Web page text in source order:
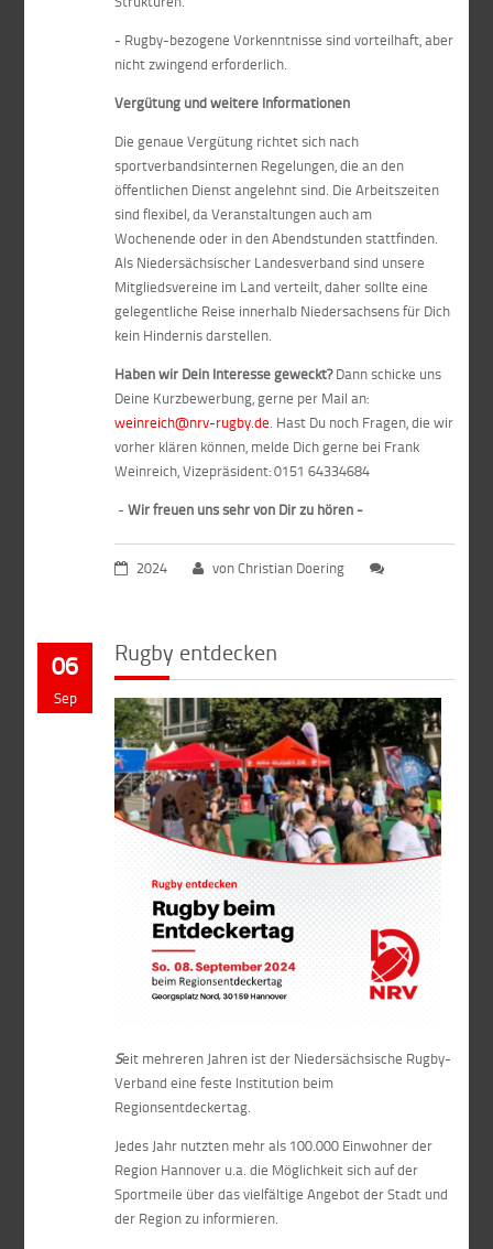
- Rugby-bezogene Vorkenntnisse sind vorteilhaft, aber
nicht zwingend erforderlich.
Vergütung und weitere Informationen
Die genaue Vergütung richtet sich nach
sportverbandsinternen Regelungen, die an den
öffentlichen Dienst angelehnt sind. Die Arbeitszeiten
sind flexibel, da Veranstaltungen auch am
Wochenende oder in den Abendstunden stattfinden.
Als Niedersächsischer Landesverband sind unsere
Mitgliedsvereine im Land verteilt, daher sollte eine
gelegentliche Reise innerhalb Niedersachsens für Dich
kein Hindernis darstellen.
Haben wir Dein Interesse geweckt?Dann schicke uns
Deine Kurzbewerbung, gerne per Mail an:
weinreich@nrv-rugby.de. Hast Du noch Fragen, die wir
vorher klären können, melde Dich gerne bei Frank
Weinreich, Vizepräsident: 0151 64334684
-Wir freuen uns sehr von Dir zu hören -
2024 von Christian Doering
06
Sep
Rugby entdecken
Seit mehreren Jahren ist der Niedersächsische Rugby-
Verband eine feste Institution beim
Regionsentdeckertag.
Jedes Jahr nutzten mehr als 100.000 Einwohner der
Region Hannover u.a. die Möglichkeit sich auf der
Sportmeile über das vielfältige Angebot der Stadt und
der Region zu informieren.